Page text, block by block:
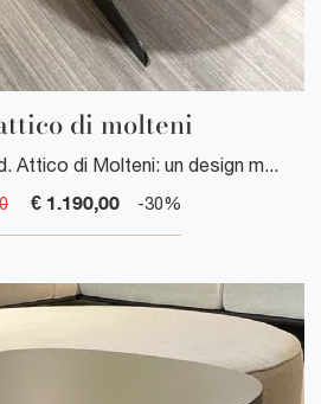
di molteni
Scopri il tavolino Mod. Attico di Molteni: un design moderno e raffinato che unisce eleganza e funzionalità per arricchire il tuo living.
€ 1.190,00 -30%